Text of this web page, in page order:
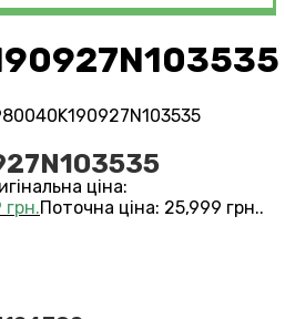
ціна:
грн.Поточна ціна: 25,999 грн..